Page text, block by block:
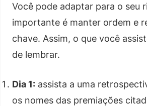
Você pode adaptar para o seu
importante é manter ordem e
chave. Assim, o que você
de lembrar.
Dia 1: assista a uma
os nomes das premiações